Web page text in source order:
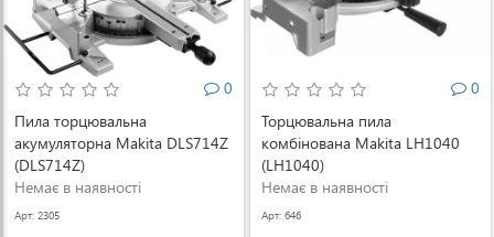
0
Пила торцювальна
акумуляторна Makita DLS714Z
(DLS714Z)
Немає в наявності
Арт: 2305
0
Торцювальна пила
комбінована Makita LH1040
(LH1040)
Немає в наявності
Арт: 646